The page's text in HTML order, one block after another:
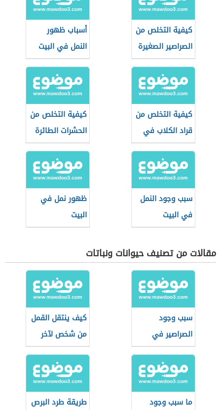
كيفية التخلص من
الصراصير الصغيرة
أسباب ظهور
النمل في البيت
كيفية التخلص من
قراد الكلاب في
المنزل
كيفية التخلص من
الحشرات الطائرة
الصغيرة في
المطبخ
سبب وجود النمل
في البيت
ظهور نمل في
البيت
مقالات من تصنيف حيوانات ونباتات
سبب وجود
الصراصير في
المنزل
كيف ينتقل القمل
من شخص لآخر
ما سبب وجود
طريقة طرد البرص